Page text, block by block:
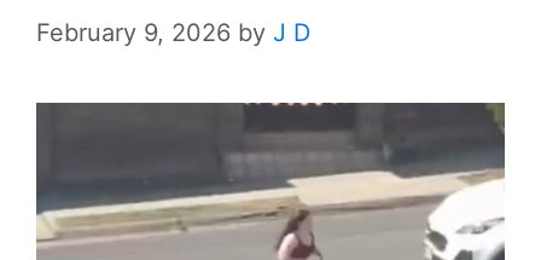
February 9, 2026 by J D